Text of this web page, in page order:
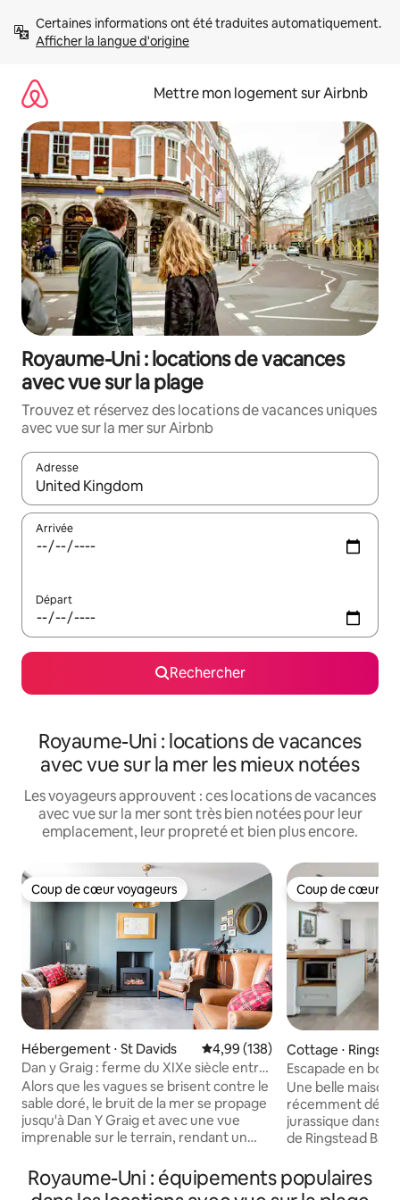
directement
Afficher la langue d'origine
Mettre mon logement sur Airbnb
Royaume-Uni : locations de vacances
avec vue sur la plage
Trouvez et réservez des locations de vacances uniques
avec vue sur la mer sur Airbnb
Adresse
Lorsque les résultats s'affichent, utilisez les flèches vers le
Arrivée
Départ
Rechercher
Royaume-Uni : locations de vacances
avec vue sur la mer les mieux notées
Les voyageurs approuvent : ces locations de vacances
avec vue sur la mer sont très bien notées pour leur
emplacement, leur propreté et bien plus encore.
Coup de cœur voyageurs
Coup de cœur voyageurs
Hébergement ⋅ St Davids Évaluation moyenne sur la
4,99 (138)
Dan y Graig : ferme du XIXe siècle entre
mer et montagne
Alors que les vagues se brisent contre le
sable doré, le bruit de la mer se propage
jusqu'à Dan Y Graig et avec une vue
imprenable sur le terrain, rendant un
nos conversions de granges d'ici 2019,
alors gardez un œil sur les progrès
Coup de cœur
Coup de cœur
Cottage ⋅
Escapade en
côtier tranquille
Une belle maison
récemment
jurassique dans
de Ringstead
jardins privés à
vue imprenable
Royaume-Uni : équipements populaires